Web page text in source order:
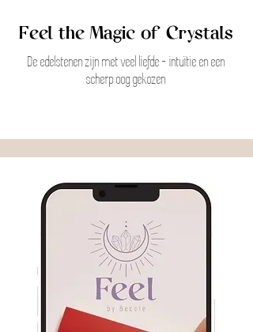
Feel the Magic of Crystals
De edelstenen zijn met veel liefde - intuïtieen een
scherp oog gekozen